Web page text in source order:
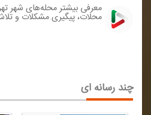
معرفی بیشتر محله‌های شهر
محلات، پیگیری مشكلات و
چند رسانه ای